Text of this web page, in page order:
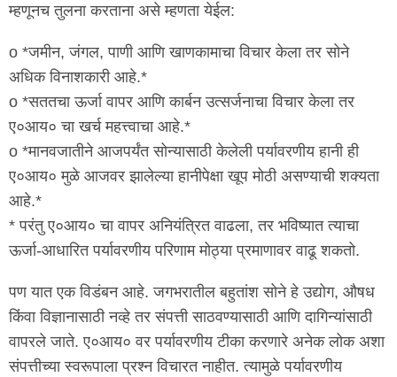
म्हणूनच तुलना करताना असे म्हणता येईल:
o *जमीन, जंगल, पाणी आणि खाणकामाचा विचार केला तर सोने
अधिक विनाशकारी आहे.*
o *सततचा ऊर्जा वापर आणि कार्बन उत्सर्जनाचा विचार केला तर
ए०आय० चा खर्च महत्त्वाचा आहे.*
o *मानवजातीने आजपर्यंत सोन्यासाठी केलेली पर्यावरणीय हानी ही
ए०आय० मुळे आजवर झालेल्या हानीपेक्षा खूप मोठी असण्याची शक्यता
आहे.*
* परंतु ए०आय० चा वापर अनियंत्रित वाढला, तर भविष्यात त्याचा
ऊर्जा-आधारित पर्यावरणीय परिणाम मोठ्या प्रमाणावर वाढू शकतो.
पण यात एक विडंबन आहे. जगभरातील बहुतांश सोने हे उद्योग, औषध
किंवा विज्ञानासाठी नव्हे तर संपत्ती साठवण्यासाठी आणि दागिन्यांसाठी
वापरले जाते. ए०आय० वर पर्यावरणीय टीका करणारे अनेक लोक अशा
संपत्तीच्या स्वरूपाला प्रश्न विचारत नाहीत. त्यामुळे पर्यावरणीय